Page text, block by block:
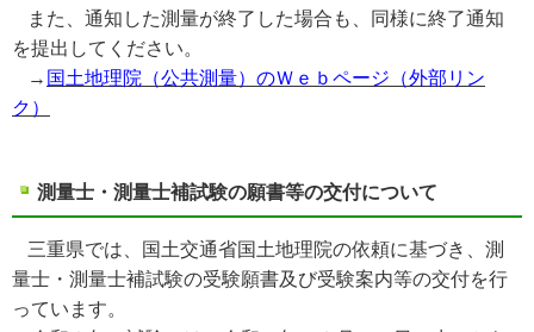
また、通知した測量が終了した場合も、同様に終了通知
を提出してください。
→ 国土地理院（公共測量）のＷｅｂページ（外部リン
ク）
測量士・測量士補試験の願書等の交付について
三重県では、国土交通省国土地理院の依頼に基づき、測
量士・測量士補試験の受験願書及び受験案内等の交付を行
っています。